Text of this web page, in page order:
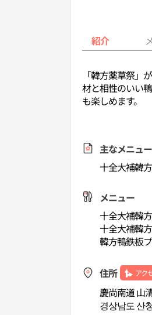
紹介
「韓方薬草祭
材と相性のいい
も楽しめます。
主なメニュー
十全大補韓
メニュー
十全大補韓
十全大補韓
韓方鴨鉄板
住所 アク
慶尚南道 山
경상남도 산